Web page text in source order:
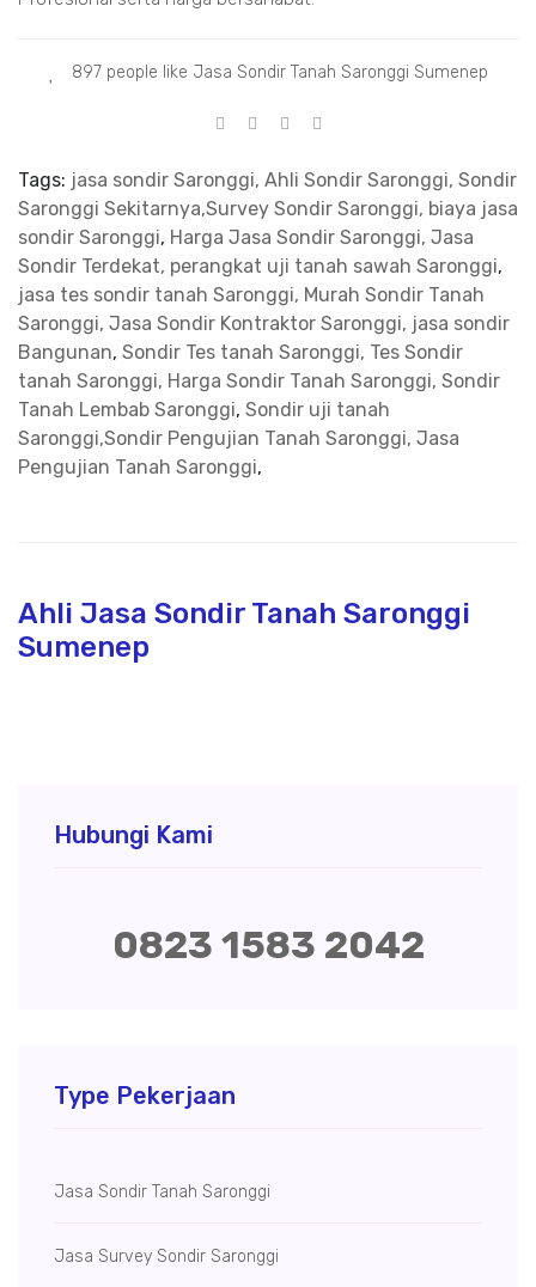
897 people like Jasa Sondir Tanah Saronggi Sumenep
Tags: jasa sondir Saronggi, Ahli Sondir Saronggi, Sondir
Saronggi Sekitarnya,Survey Sondir Saronggi, biaya jasa
sondir Saronggi, Harga Jasa Sondir Saronggi, Jasa
Sondir Terdekat, perangkat uji tanah sawah Saronggi,
jasa tes sondir tanah Saronggi, Murah Sondir Tanah
Saronggi, Jasa Sondir Kontraktor Saronggi, jasa sondir
Bangunan, Sondir Tes tanah Saronggi, Tes Sondir
tanah Saronggi, Harga Sondir Tanah Saronggi, Sondir
Tanah Lembab Saronggi, Sondir uji tanah
Saronggi,Sondir Pengujian Tanah Saronggi, Jasa
Pengujian Tanah Saronggi,
Ahli Jasa Sondir Tanah Saronggi
Sumenep
Hubungi Kami
0823 1583 2042
Type Pekerjaan
Jasa Sondir Tanah Saronggi
Jasa Survey Sondir Saronggi